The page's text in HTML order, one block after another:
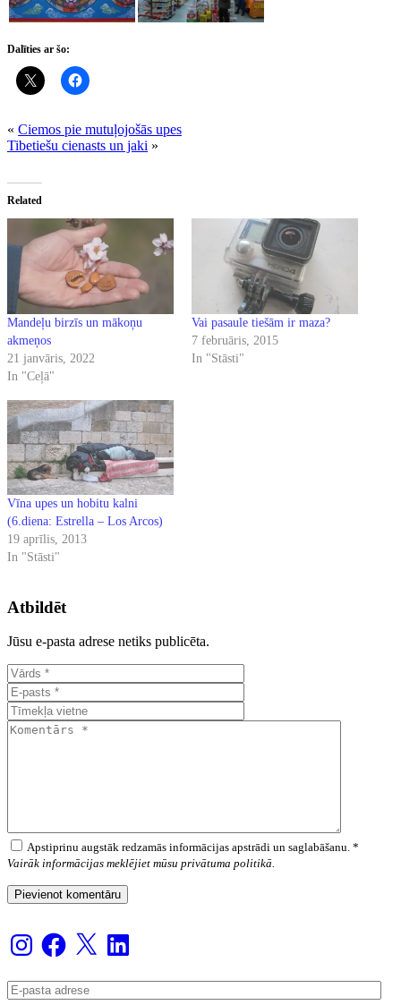
Dalīties ar šo:
« Ciemos pie mutuļojošās upes
Tibetiešu cienasts un jaki »
Related
Mandeļu birzīs un mākoņu
akmeņos
21 janvāris, 2022
In "Ceļā"
Vai pasaule tiešām ir maza?
7 februāris, 2015
In "Stāsti"
Vīna upes un hobitu kalni
(6.diena: Estrella – Los Arcos)
19 aprīlis, 2013
In "Stāsti"
Atbildēt
Jūsu e-pasta adrese netiks publicēta.
Apstiprinu augstāk redzamās informācijas apstrādi un saglabāšanu. *
Vairāk informācijas meklējiet mūsu privātuma politikā.
InstagramFacebook
X LinkedIn
E-